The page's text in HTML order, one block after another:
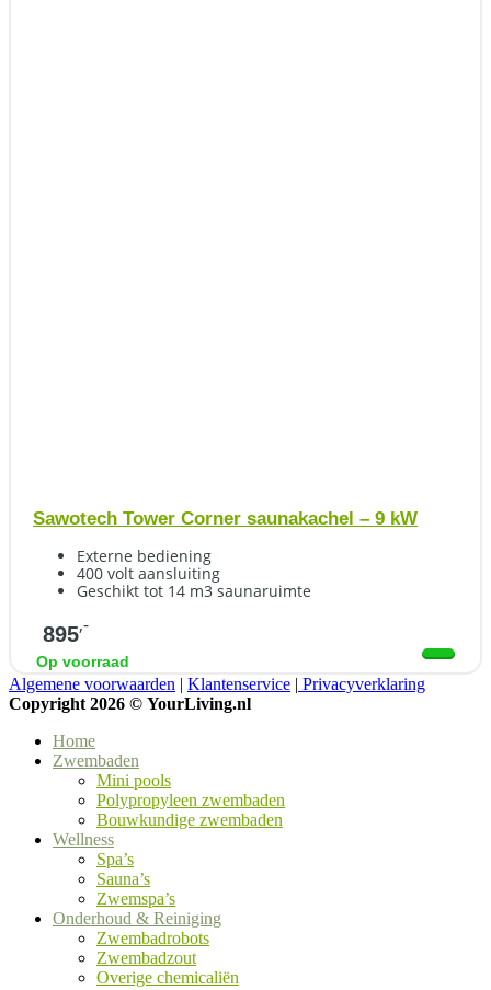
Sawotech Tower Corner saunakachel – 9 kW
Externe bediening
400 volt aansluiting
Geschikt tot 14 m3 saunaruimte
895,-
Op voorraad
Algemene voorwaarden | Klantenservice | Privacyverklaring
Copyright 2026 © YourLiving.nl
Home
Zwembaden
Mini pools
Polypropyleen zwembaden
Bouwkundige zwembaden
Wellness
Spa’s
Sauna’s
Zwemspa’s
Onderhoud & Reiniging
Zwembadrobots
Zwembadzout
Overige chemicaliën